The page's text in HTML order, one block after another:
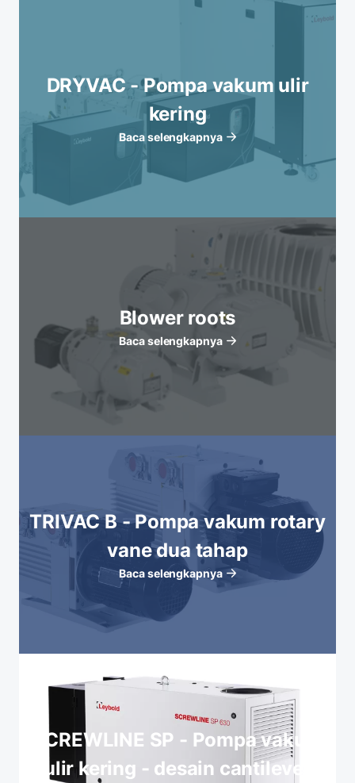
DRYVAC - Pompa vakum ulir
kering
Baca selengkapnya
Blower roots
Baca selengkapnya
TRIVAC B - Pompa vakum rotary
vane dua tahap
Baca selengkapnya
SCREWLINE SP - Pompa vakum
ulir kering - desain cantilever